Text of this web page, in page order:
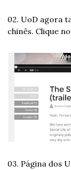
02. UoD agora
chinês. Clique
03. Página dos